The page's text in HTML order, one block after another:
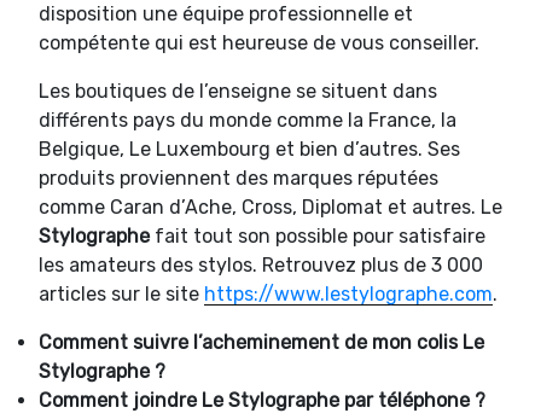
disposition une équipe professionnelle et
compétente qui est heureuse de vous conseiller.
Les boutiques de l’enseigne se situent dans
différents pays du monde comme la France, la
Belgique, Le Luxembourg et bien d’autres. Ses
produits proviennent des marques réputées
comme Caran d’Ache, Cross, Diplomat et autres. Le
Stylographefait tout son possible pour satisfaire
les amateurs des stylos. Retrouvez plus de 3 000
articles sur le site https://www.lestylographe.com.
Comment suivre l’acheminement de mon colis Le
Stylographe ?
Comment joindre Le Stylographe par téléphone ?